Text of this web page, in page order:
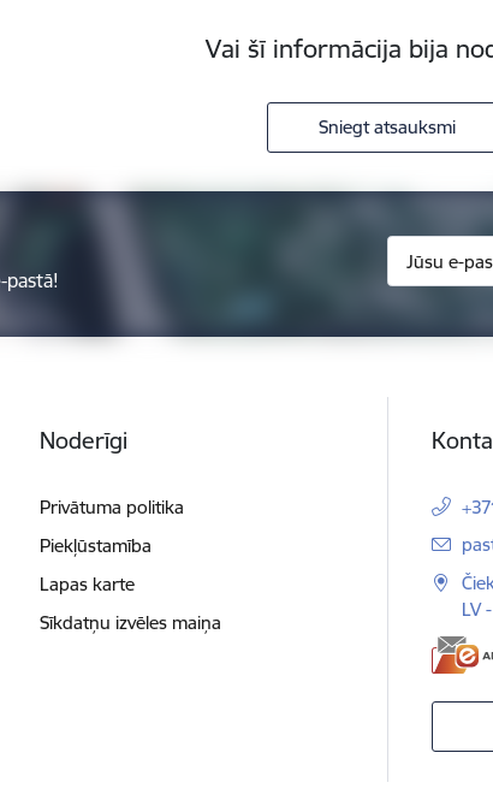
Vai šī informācija bija
Sniegt atsauksmi
pastā!
Noderīgi
Privātuma politika
Piekļūstamība
Lapas karte
Sīkdatņu izvēles maiņa
E-
LV